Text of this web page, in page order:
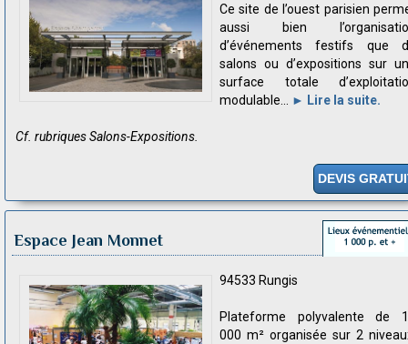
Ce site de l’ouest parisien
aussi bien
d’événements festifs que
salons ou d’expositions sur
surface totale
modulable...
► Lire la suite.
Cf. rubriques Salons-Expositions.
DEVIS
Espace Jean Monnet
94533 Rungis
Plateforme polyvalente de
000 m² organisée sur 2